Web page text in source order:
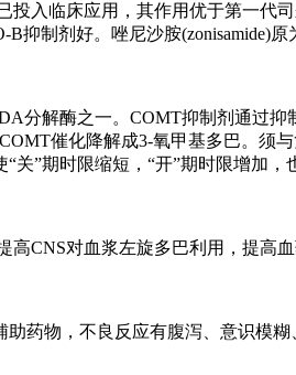
入临床应用，其作用优于第一代
抑制剂好。唑尼沙胺(zonisamide)
分解酶之一。COMT抑制剂通过
催化降解成3-氧甲基多巴。须
关”期时限缩短，“开”期时限增加
高CNS对血浆左旋多巴利用，提
助药物，不良反应有腹泻、意识